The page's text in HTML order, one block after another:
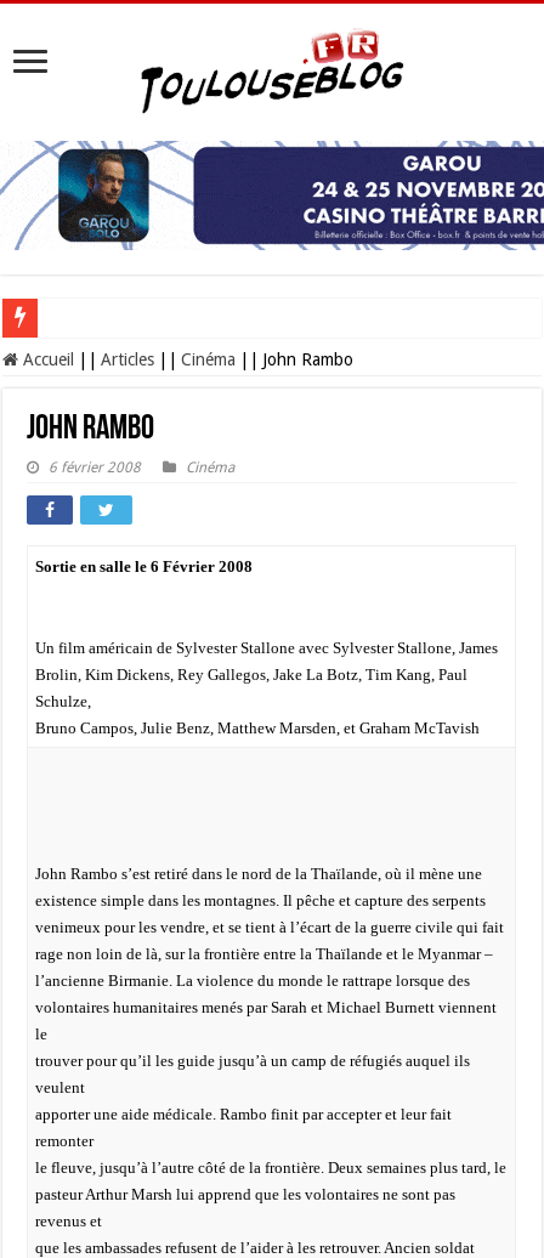
Les Nocturnes de la Cité de l’espace 2026 : l’événement incontournable de
Accueil Articles Cinéma John Rambo
John Rambo
6 février 2008 Cinéma
Sortie en salle le 6 Février 2008
Un film américain de Sylvester Stallone avec Sylvester Stallone, James
Brolin, Kim Dickens, Rey Gallegos, Jake La Botz, Tim Kang, Paul
Schulze,
Bruno Campos, Julie Benz, Matthew Marsden, et Graham McTavish
John Rambo s’est retiré dans le nord de la Thaïlande, où il mène une
existence simple dans les montagnes. Il pêche et capture des serpents
venimeux pour les vendre, et se tient à l’écart de la guerre civile qui fait
rage non loin de là, sur la frontière entre la Thaïlande et le Myanmar –
l’ancienne Birmanie. La violence du monde le rattrape lorsque des
volontaires humanitaires menés par Sarah et Michael Burnett viennent
le
trouver pour qu’il les guide jusqu’à un camp de réfugiés auquel ils
veulent
apporter une aide médicale. Rambo finit par accepter et leur fait
remonter
le fleuve, jusqu’à l’autre côté de la frontière. Deux semaines plus tard, le
pasteur Arthur Marsh lui apprend que les volontaires ne sont pas
revenus et
que les ambassades refusent de l’aider à les retrouver. Ancien soldat